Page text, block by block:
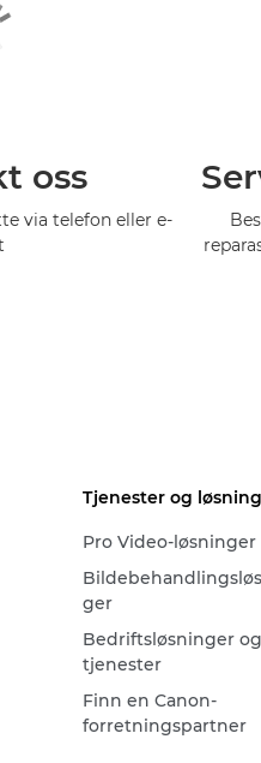
oss
via telefon eller e-
Tjenester og
Pro Video-løsninger
ger
Bedriftsløsninger
tjenester
Finn en Canon-
forretningspartner